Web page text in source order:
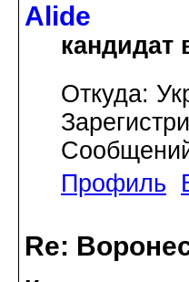
Alide
кандидат
Откуда:
Профиль
Re: